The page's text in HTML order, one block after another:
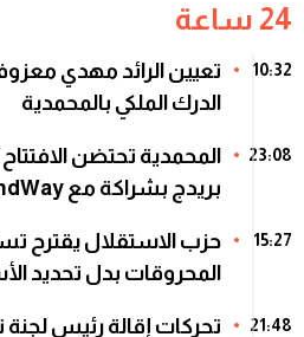
24 ساعة
10:32
تعيين الرائد مهدي
الدرك الملكي بالمحمدية
23:08
المحمدية تحتضن
بريدج بشراكة مع FinlandWay الفنلندية
15:27
حزب الاستقلال يقترح
المحروقات بدل تحديد
21:48
تحركات إقالة رئيس لجنة